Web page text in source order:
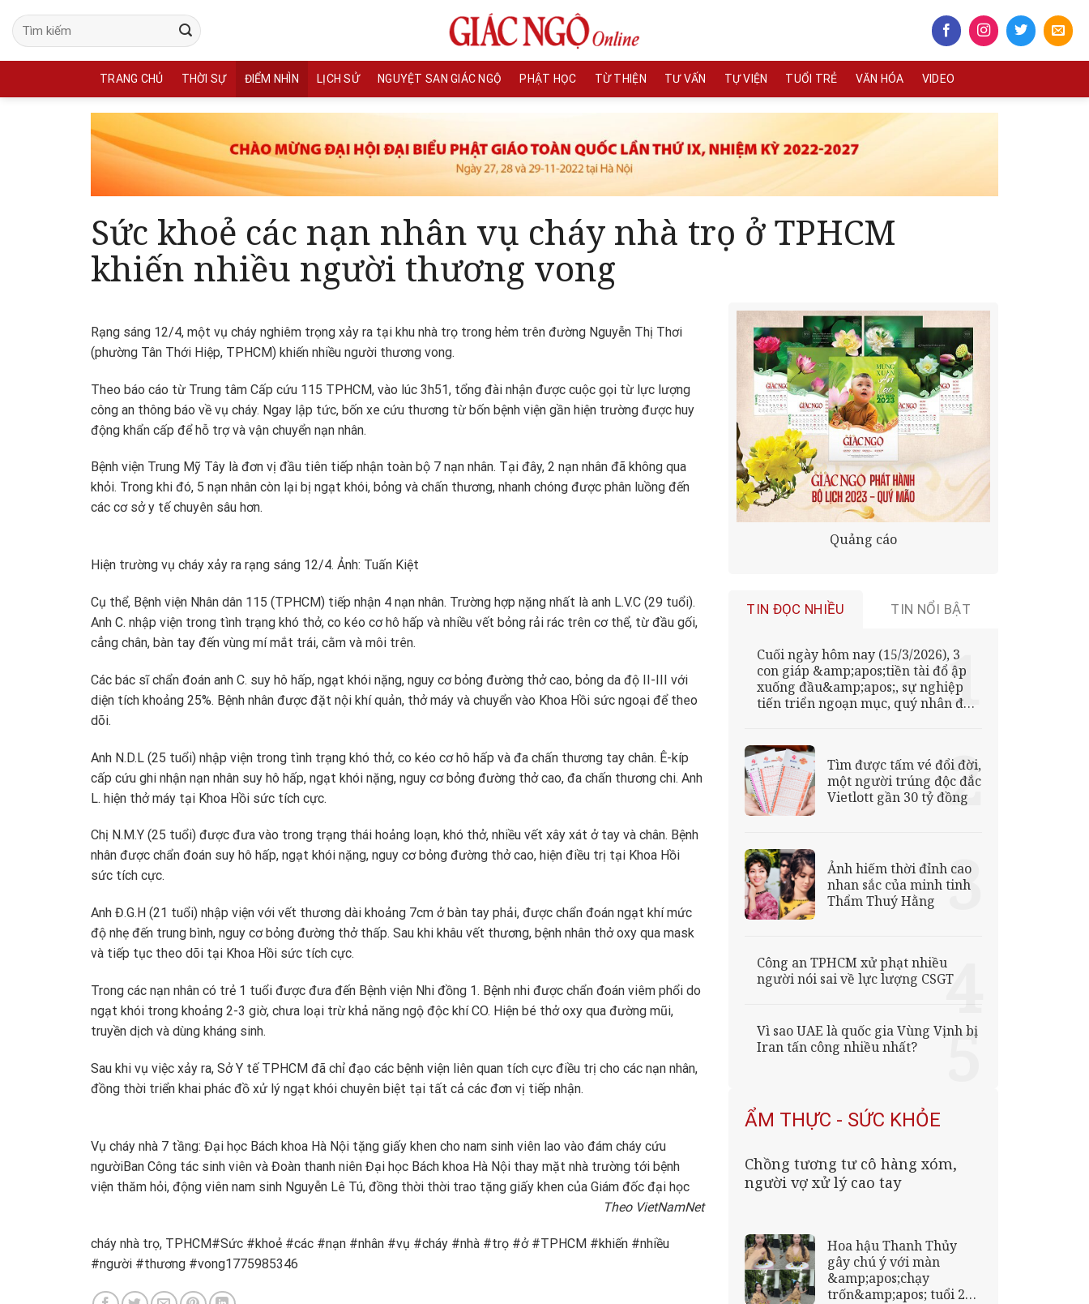
content
TRANG CHỦ THỜI SỰ ĐIỂM NHÌN LỊCH SỬ NGUYỆT SAN GIÁC NGỘ PHẬT HỌC TỪ THIỆN TƯ VẤN TỰ VIỆN TUỔI TRẺ VĂN HÓA VIDEO
Sức khoẻ các nạn nhân vụ cháy nhà trọ ở TPHCM
khiến nhiều người thương vong
Rạng sáng 12/4, một vụ cháy nghiêm trọng xảy ra tại khu nhà trọ trong hẻm trên đường Nguyễn Thị Thơi
(phường Tân Thới Hiệp, TPHCM) khiến nhiều người thương vong.
Theo báo cáo từ Trung tâm Cấp cứu 115 TPHCM, vào lúc 3h51, tổng đài nhận được cuộc gọi từ lực lượng
công an thông báo về vụ cháy. Ngay lập tức, bốn xe cứu thương từ bốn bệnh viện gần hiện trường được huy
động khẩn cấp để hỗ trợ và vận chuyển nạn nhân.
Bệnh viện Trung Mỹ Tây là đơn vị đầu tiên tiếp nhận toàn bộ 7 nạn nhân. Tại đây, 2 nạn nhân đã không qua
khỏi. Trong khi đó, 5 nạn nhân còn lại bị ngạt khói, bỏng và chấn thương, nhanh chóng được phân luồng đến
các cơ sở y tế chuyên sâu hơn.
Hiện trường vụ cháy xảy ra rạng sáng 12/4. Ảnh: Tuấn Kiệt
Cụ thể, Bệnh viện Nhân dân 115 (TPHCM) tiếp nhận 4 nạn nhân. Trường hợp nặng nhất là anh L.V.C (29 tuổi).
Anh C. nhập viện trong tình trạng khó thở, co kéo cơ hô hấp và nhiều vết bỏng rải rác trên cơ thể, từ đầu gối,
cẳng chân, bàn tay đến vùng mí mắt trái, cằm và môi trên.
Các bác sĩ chẩn đoán anh C. suy hô hấp, ngạt khói nặng, nguy cơ bỏng đường thở cao, bỏng da độ II-III với
diện tích khoảng 25%. Bệnh nhân được đặt nội khí quản, thở máy và chuyển vào Khoa Hồi sức ngoại để theo
dõi.
Anh N.D.L (25 tuổi) nhập viện trong tình trạng khó thở, co kéo cơ hô hấp và đa chấn thương tay chân. Ê-kíp
cấp cứu ghi nhận nạn nhân suy hô hấp, ngạt khói nặng, nguy cơ bỏng đường thở cao, đa chấn thương chi. Anh
L. hiện thở máy tại Khoa Hồi sức tích cực.
Chị N.M.Y (25 tuổi) được đưa vào trong trạng thái hoảng loạn, khó thở, nhiều vết xây xát ở tay và chân. Bệnh
nhân được chẩn đoán suy hô hấp, ngạt khói nặng, nguy cơ bỏng đường thở cao, hiện điều trị tại Khoa Hồi
sức tích cực.
Anh Đ.G.H (21 tuổi) nhập viện với vết thương dài khoảng 7cm ở bàn tay phải, được chẩn đoán ngạt khí mức
độ nhẹ đến trung bình, nguy cơ bỏng đường thở thấp. Sau khi khâu vết thương, bệnh nhân thở oxy qua mask
và tiếp tục theo dõi tại Khoa Hồi sức tích cực.
Trong các nạn nhân có trẻ 1 tuổi được đưa đến Bệnh viện Nhi đồng 1. Bệnh nhi được chẩn đoán viêm phổi do
ngạt khói trong khoảng 2-3 giờ, chưa loại trừ khả năng ngộ độc khí CO. Hiện bé thở oxy qua đường mũi,
truyền dịch và dùng kháng sinh.
Sau khi vụ việc xảy ra, Sở Y tế TPHCM đã chỉ đạo các bệnh viện liên quan tích cực điều trị cho các nạn nhân,
đồng thời triển khai phác đồ xử lý ngạt khói chuyên biệt tại tất cả các đơn vị tiếp nhận.
Vụ cháy nhà 7 tầng: Đại học Bách khoa Hà Nội tặng giấy khen cho nam sinh viên lao vào đám cháy cứu
ngườiBan Công tác sinh viên và Đoàn thanh niên Đại học Bách khoa Hà Nội thay mặt nhà trường tới bệnh
viện thăm hỏi, động viên nam sinh Nguyễn Lê Tú, đồng thời thời trao tặng giấy khen của Giám đốc đại học
Theo VietNamNet
cháy nhà trọ, TPHCM#Sức #khoẻ #các #nạn #nhân #vụ #cháy #nhà #trọ #ở #TPHCM #khiến #nhiều
#người #thương #vong1775985346
Quảng cáo
TIN ĐỌC NHIỀU TIN NỔI BẬT
Cuối ngày hôm nay (15/3/2026), 3
con giáp &amp;apos;tiền tài đổ ập
xuống đầu&amp;apos;, sự nghiệp
tiến triển ngoạn mục, quý nhân đưa
Tìm được tấm vé đổi đời,
một người trúng độc đắc
Vietlott gần 30 tỷ đồng
Ảnh hiếm thời đỉnh cao
nhan sắc của minh tinh
Thẩm Thuý Hằng
Công an TPHCM xử phạt nhiều
người nói sai về lực lượng CSGT
Vì sao UAE là quốc gia Vùng Vịnh bị
Iran tấn công nhiều nhất?
ẨM THỰC - SỨC KHỎE
Chồng tương tư cô hàng xóm,
người vợ xử lý cao tay
Hoa hậu Thanh Thủy
gây chú ý với màn
&amp;apos;chạy
trốn&amp;apos; tuổi 24